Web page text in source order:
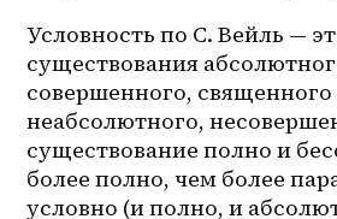
Условность по C. Вейль —
существования
совершенного, священного
неабсолютного,
существование полно и
более полно, чем более
условно (и полно, и